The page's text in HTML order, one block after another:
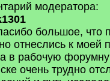
модератора:
большое, что
отнеслись к моей
в рабочую
очень трудно